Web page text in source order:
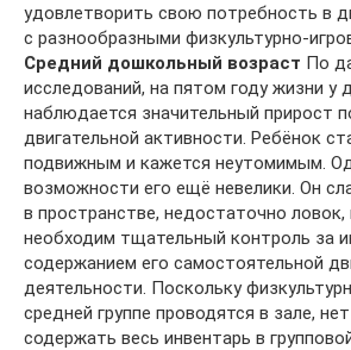
удовлетворить свою потребность в
с разнообразными физкультурно-
Средний дошкольный возраст По
исследований, на пятом году жизни у
наблюдается значительный прирост
двигательной активности. Ребёнок
подвижным и кажется неутомимым.
возможности его ещё невелики. Он
в пространстве, недостаточно ловок,
необходим тщательный контроль за
содержанием его самостоятельной
деятельности. Поскольку
средней группе проводятся в зале,
содержать весь инвентарь в